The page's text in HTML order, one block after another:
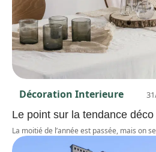
Décoration Interieure
Le point sur la tendance
La moitié de l’année est passée, mais on